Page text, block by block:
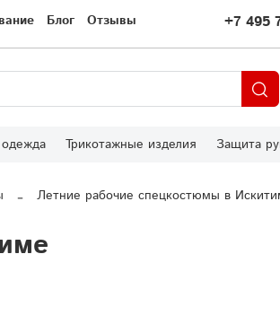
Блог Отзывы +7 495
Трикотажные изделия Защита
Летние рабочие спецкостюмы в